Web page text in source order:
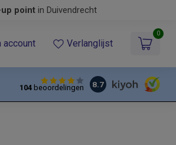
pointin Duivendrecht
account Verlanglijst
0
104beoordelingen 8.7